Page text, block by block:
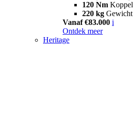
120 Nm Koppel
220 kg Gewicht
Vanaf €83.000 i
Ontdek meer
Heritage